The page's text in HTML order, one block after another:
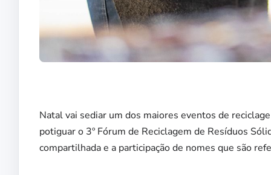
Natal vai sediar um dos maiores eventos de
potiguar o 3º Fórum de Reciclagem de Resíduos
compartilhada e a participação de nomes que são